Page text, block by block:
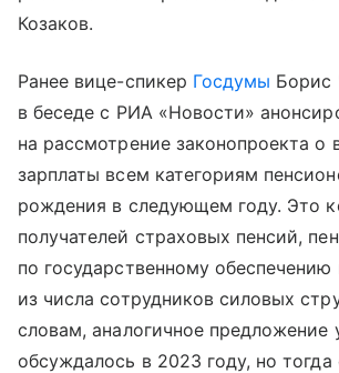
Козаков.
Ранее вице-спикер Госдумы Борис
в беседе с РИА «Новости»
на рассмотрение законопроекта о
зарплаты всем категориям
рождения в следующем году. Это
получателей страховых пенсий,
по государственному
из числа сотрудников силовых
словам, аналогичное предложение
обсуждалось в 2023 году, но тогда